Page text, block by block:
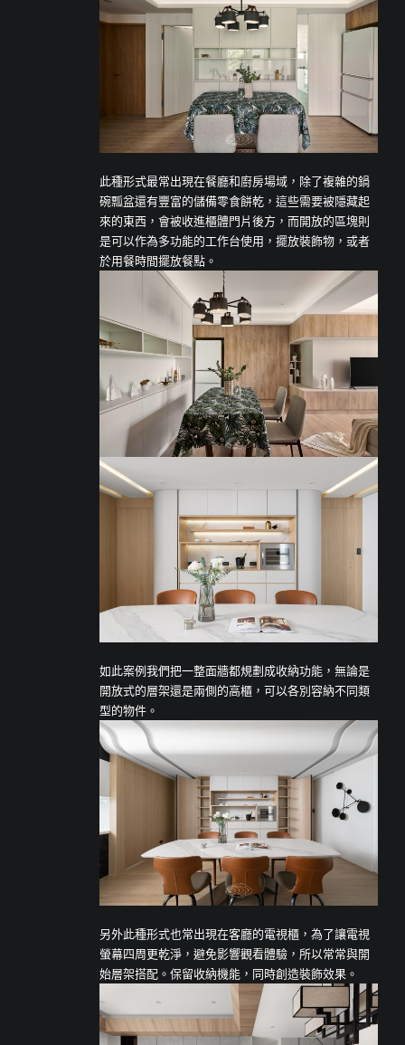
此種形式最常出現在餐廳和廚房場域，除了複雜的鍋
碗瓢盆還有豐富的儲備零食餅乾，這些需要被隱藏起
來的東西，會被收進櫃體門片後方，而開放的區塊則
是可以作為多功能的工作台使用，擺放裝飾物，或者
於用餐時間擺放餐點。
如此案例我們把一整面牆都規劃成收納功能，無論是
開放式的層架還是兩側的高櫃，可以各別容納不同類
型的物件。
另外此種形式也常出現在客廳的電視櫃，為了讓電視
螢幕四周更乾淨，避免影響觀看體驗，所以常常與開
始層架搭配。保留收納機能，同時創造裝飾效果。